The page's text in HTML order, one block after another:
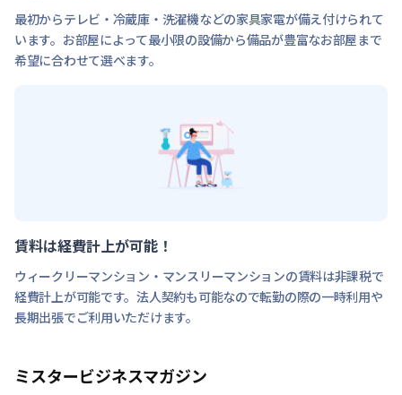
最初からテレビ・冷蔵庫・洗濯機などの家具家電が備え付けられて
います。お部屋によって最小限の設備から備品が豊富なお部屋まで
希望に合わせて選べます。
賃料は経費計上が可能！
ウィークリーマンション・マンスリーマンションの賃料は非課税で
経費計上が可能です。法人契約も可能なので転勤の際の一時利用や
長期出張でご利用いただけます。
ミスタービジネスマガジン